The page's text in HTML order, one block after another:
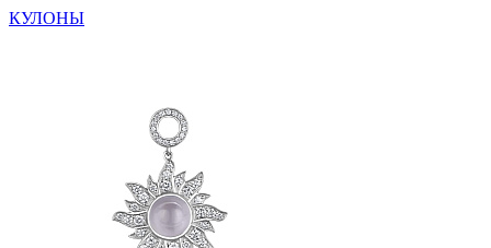
КУЛОНЫ